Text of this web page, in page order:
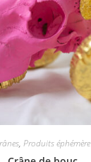
, Produits éphémère